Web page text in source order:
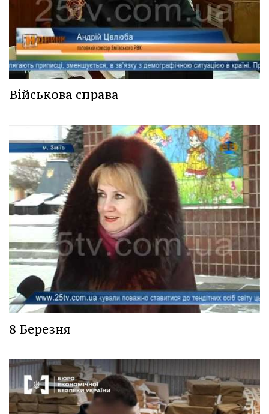
Військова справа
8 Березня